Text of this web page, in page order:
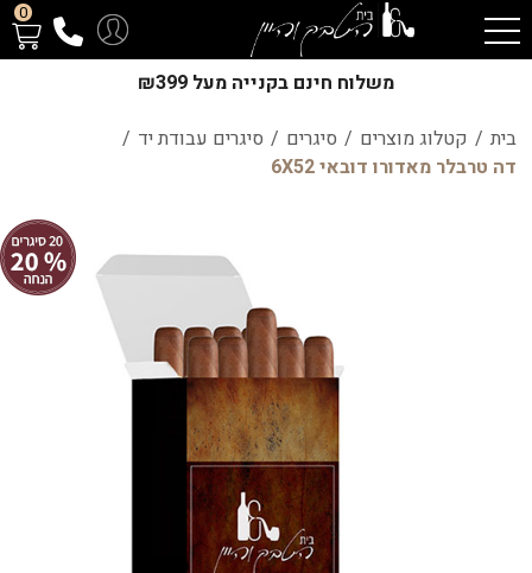
0
משלוח חינם בקנייה מעל ₪399
בית / קטלוג מוצרים / סיגרים / סיגרים עבודת יד /
דה טרבלר מאדורו דובאי 6X52